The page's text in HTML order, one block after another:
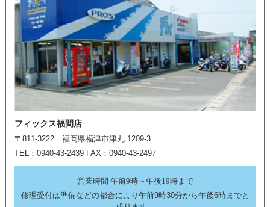
フィックス福間店
〒811-3222 福岡県福津市津丸 1209-3
TEL：0940-43-2439 FAX：0940-43-2497
営業時間 午前9時～午後19時まで
修理受付は準備などの都合により午前9時30分から午後6時までと